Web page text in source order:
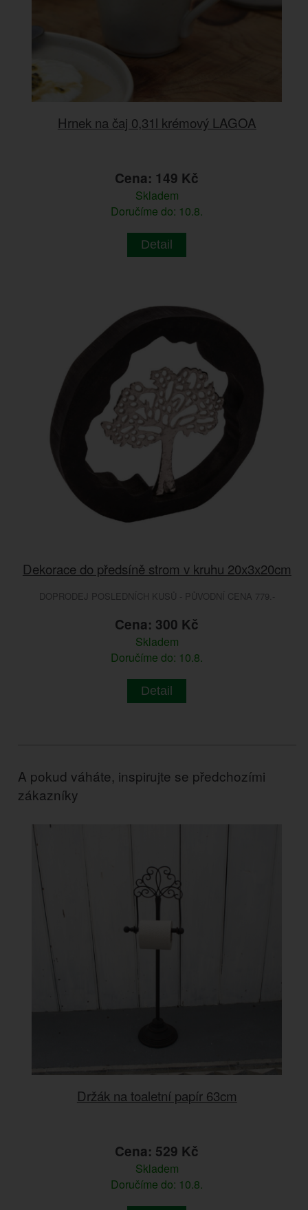
Hrnek na čaj 0,31l krémový LAGOA
Cena: 149 Kč
Skladem
Doručíme do: 10.8.
Detail
Dekorace do předsíně strom v kruhu 20x3x20cm
DOPRODEJ POSLEDNÍCH KUSŮ - PŮVODNÍ CENA 779.-
Cena: 300 Kč
Skladem
Doručíme do: 10.8.
Detail
A pokud váháte, inspirujte se předchozími
zákazníky
Držák na toaletní papír 63cm
Cena: 529 Kč
Skladem
Doručíme do: 10.8.